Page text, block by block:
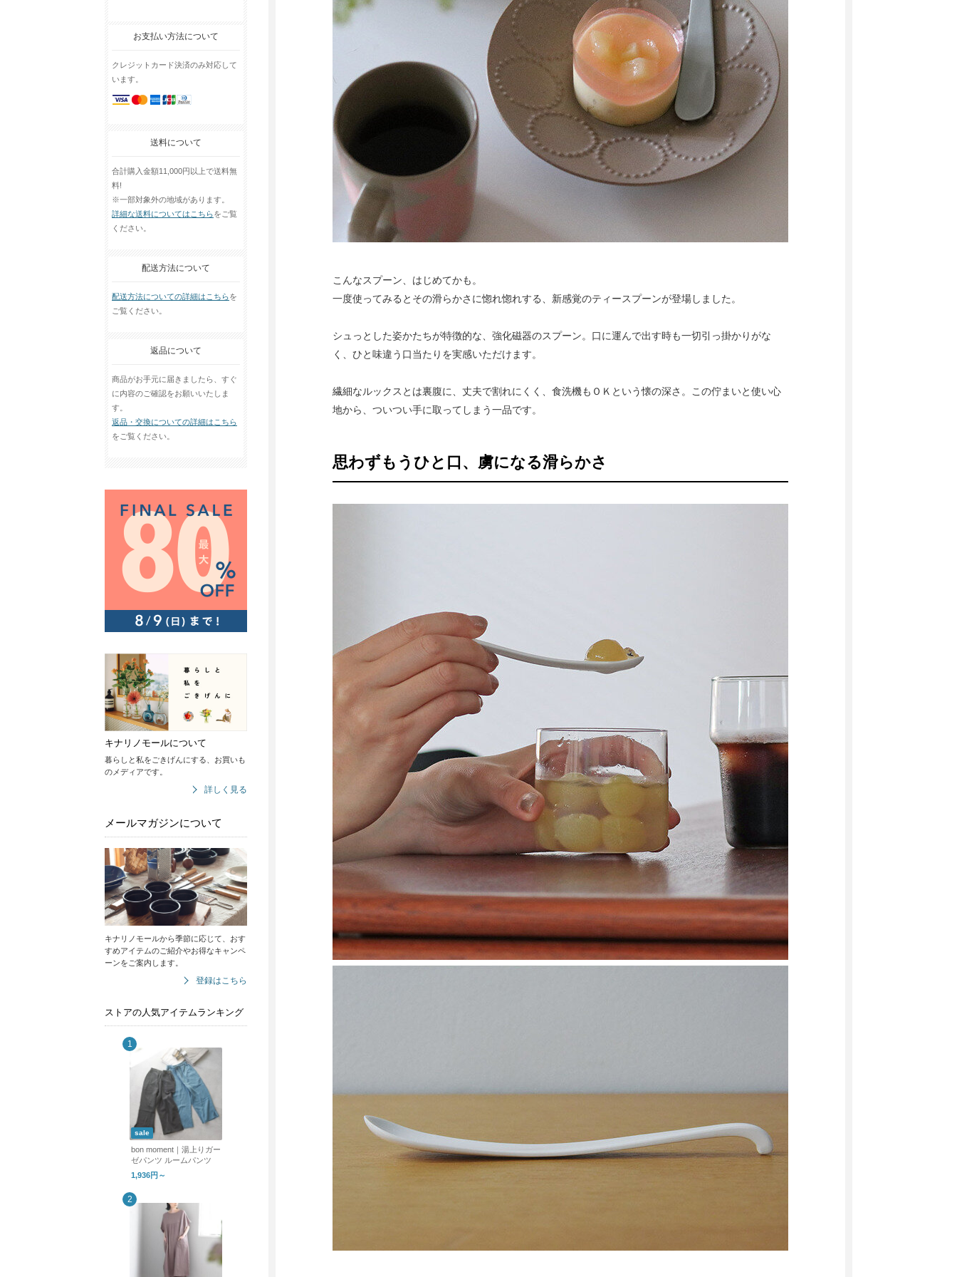
お支払い方法について
クレジットカード決済のみ対応して
います。
送料について
合計購入金額11,000円以上で送料無
料!
※一部対象外の地域があります。
詳細な送料についてはこちらをご覧
ください。
配送方法について
配送方法についての詳細はこちらを
ご覧ください。
返品について
商品がお手元に届きましたら、すぐ
に内容のご確認をお願いいたしま
す。
返品・交換についての詳細はこちら
をご覧ください。
キナリノモールについて
暮らしと私をごきげんにする、お買いも
のメディアです。
詳しく見る
メールマガジンについて
キナリノモールから季節に応じて、おす
すめアイテムのご紹介やお得なキャンペ
ーンをご案内します。
登録はこちら
ストアの人気アイテムランキング
sale
bon moment｜湯上りガー
ゼパンツ ルームパンツ
1,936円～
こんなスプーン、はじめてかも。
一度使ってみるとその滑らかさに惚れ惚れする、新感覚のティースプーンが登場しました。
シュっとした姿かたちが特徴的な、強化磁器のスプーン。口に運んで出す時も一切引っ掛かりがな
く、ひと味違う口当たりを実感いただけます。
繊細なルックスとは裏腹に、丈夫で割れにくく、食洗機もＯＫという懐の深さ。この佇まいと使い心
地から、ついつい手に取ってしまう一品です。
思わずもうひと口、虜になる滑らかさ